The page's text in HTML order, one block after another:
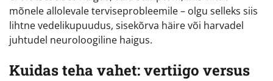
mõnele allolevale terviseprobleemile – olgu selleks siis
lihtne vedelikupuudus, sisekõrva häire või harvadel
juhtudel neuroloogiline haigus.
Kuidas teha vahet: vertiigo versus